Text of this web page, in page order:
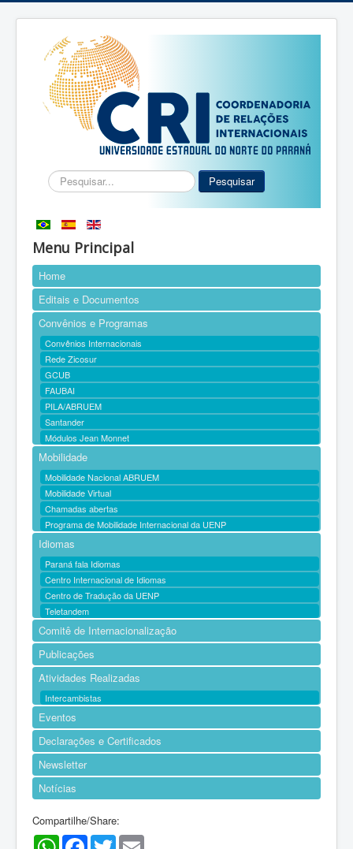
Pesquisar... Pesquisar
Menu Principal
Home
Editais e Documentos
Convênios e Programas
Convênios Internacionais
Rede Zicosur
GCUB
FAUBAI
PILA/ABRUEM
Santander
Módulos Jean Monnet
Mobilidade
Mobilidade Nacional ABRUEM
Mobilidade Virtual
Chamadas abertas
Programa de Mobilidade Internacional da UENP
Idiomas
Paraná fala Idiomas
Centro Internacional de Idiomas
Centro de Tradução da UENP
Teletandem
Comitê de Internacionalização
Publicações
Atividades Realizadas
Intercambistas
Eventos
Declarações e Certificados
Newsletter
Notícias
Compartilhe/Share:
WhatsAppFacebookTwitter